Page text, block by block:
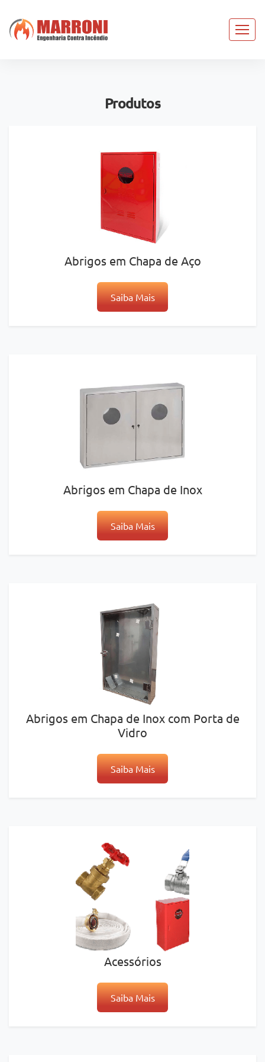
Produtos
Abrigos em Chapa de Aço
Saiba Mais
Abrigos em Chapa de Inox
Saiba Mais
Abrigos em Chapa de Inox com Porta de
Vidro
Saiba Mais
Acessórios
Saiba Mais